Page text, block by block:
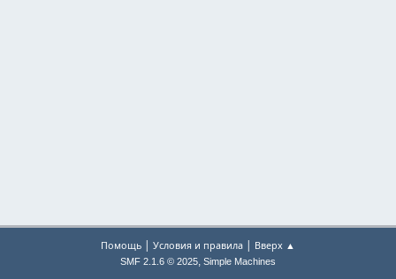
Помощь | Условия и правила | Вверх ▲
SMF 2.1.6 © 2025, Simple Machines